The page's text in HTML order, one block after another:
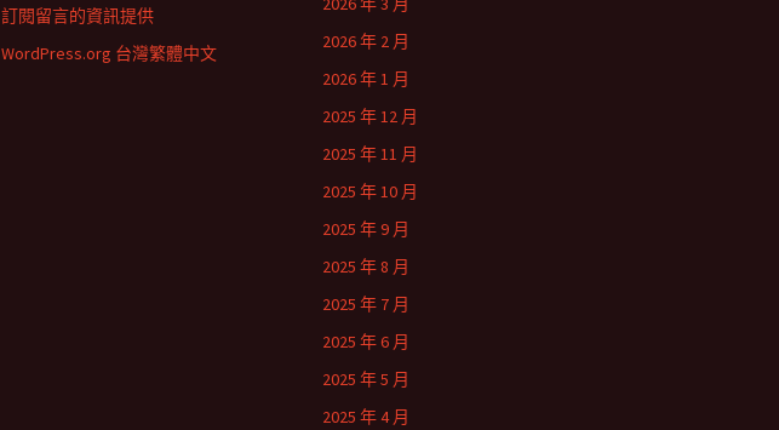
2026 年 2 月
2026 年 1 月
2025 年 12 月
2025 年 11 月
2025 年 10 月
2025 年 9 月
2025 年 8 月
2025 年 7 月
2025 年 6 月
2025 年 5 月
2025 年 4 月
訂閱留言的資訊提供
WordPress.org 台灣繁體中文